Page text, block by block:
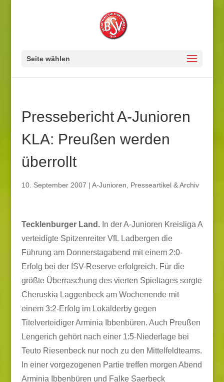
Seite wählen
Pressebericht A-Junioren
KLA: Preußen werden
überrollt
10. September 2007 | A-Junioren Presseartikel & Archiv
Tecklenburger Land.In der A-Junioren Kreisliga A
verteidigte Spitzenreiter VfL Ladbergen die
Führung am Donnerstagabend mit einem 2:0-
Erfolg bei der ISV-Reserve erfolgreich. Für die
größte Überraschung des vierten Spieltages sorgte
Cheruskia Laggenbeck am Wochenende mit
einem 3:2-Erfolg im Lokalderby gegen
Titelverteidiger Arminia Ibbenbüren. Auch Preußen
Lengerich gehört nach einer 1:5-Niederlage bei
Teuto Riesenbeck nur noch zu den Mittelfeldteams.
In einer vorgezogenen Partie treffen morgen Abend
Arminia Ibbenbüren und Falke Saerbeck